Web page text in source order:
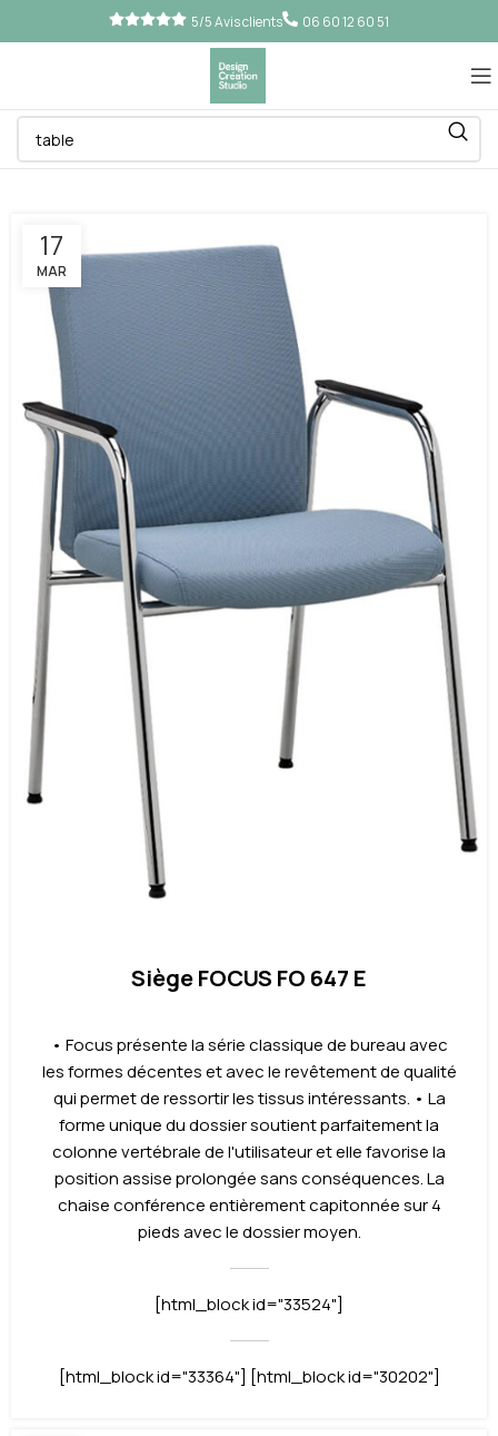
5/5 Avis clients 06 60 12 60 51
17
MAR
Siège FOCUS FO 647 E
• Focus présente la série classique de bureau avec
les formes décentes et avec le revêtement de qualité
qui permet de ressortir les tissus intéressants. • La
forme unique du dossier soutient parfaitement la
colonne vertébrale de l'utilisateur et elle favorise la
position assise prolongée sans conséquences. La
chaise conférence entièrement capitonnée sur 4
pieds avec le dossier moyen.
[html_block id="33524"]
[html_block id="33364"] [html_block id="30202"]